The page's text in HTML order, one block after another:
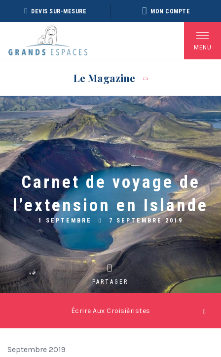
Panneau de gestion des cookies
BROCHURE RÉVEILLON
2026 – 2027
BROCHURE ARCTIQUE
2027 – NOUVELLE
VERSION
Voir toutes les Brochures
DEVIS SUR-MESURE MON COMPTE
MENU
Le Magazine
Écrire Aux Croisièristes
Carnet de voyage de
l’extension en Islande
1 SEPTEMBRE 7 SEPTEMBRE 2019
PARTAGER
Septembre 2019